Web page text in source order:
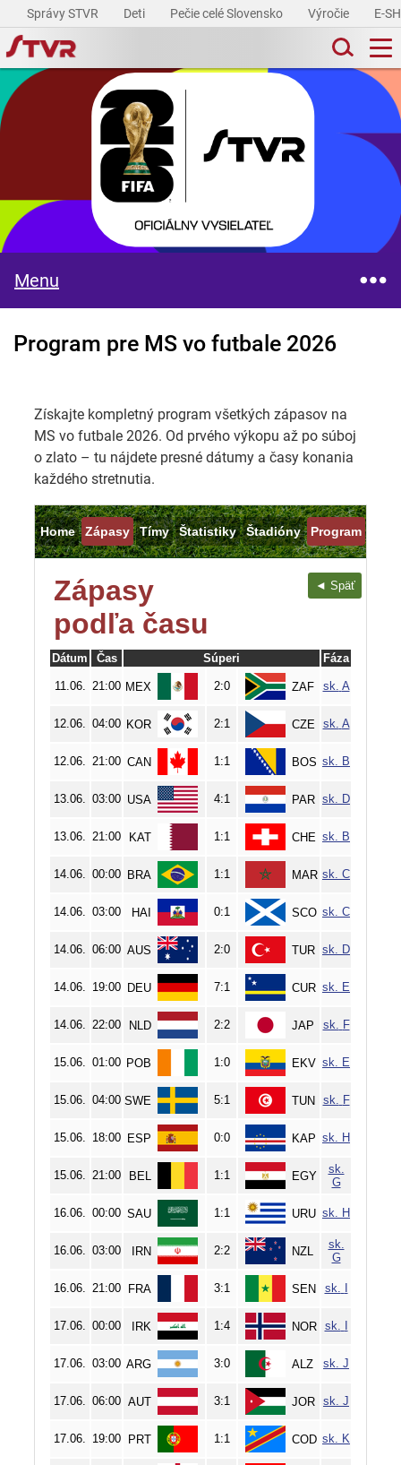
Správy STVR Deti Pečie celé Slovensko Výročie E-
Menu
Program pre MS vo futbale 2026
Získajte kompletný program všetkých zápasov na
MS vo futbale 2026. Od prvého výkopu až po súboj
o zlato – tu nájdete presné dátumy a časy konania
každého stretnutia.